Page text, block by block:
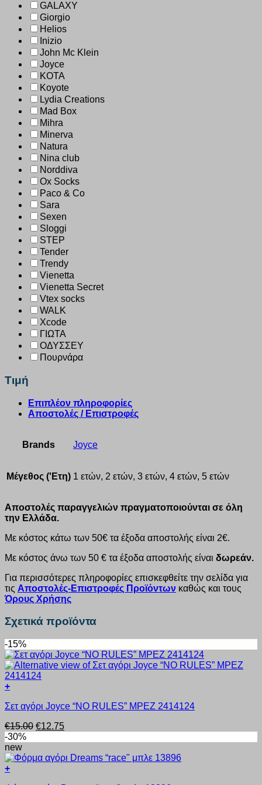
GALAXY
Giorgio
Helios
Inizio
John Mc Klein
Joyce
KOTA
Koyote
Lydia Creations
Mad Box
Mihra
Minerva
Natura
Nina club
Norddiva
Ox Socks
Paco & Co
Sara
Sexen
Sloggi
STEP
Tender
Trendy
Vienetta
Vienetta Secret
Vtex socks
WALK
Xcode
ΓΙΩΤΑ
ΟΔΥΣΣΕΥ
Πουρνάρα
Τιμή
Επιπλέον πληροφορίες
Αποστολές / Επιστροφές
Brands Joyce
Μέγεθος ('Ετη) 1 ετών, 2 ετών, 3 ετών, 4 ετών, 5 ετών
Αποστολές παραγγελιών πραγματοποιούνται σε όλη
την Ελλάδα.
Με κόστος κάτω των 50€ τα έξοδα αποστολής είναι 2€.
Με κόστος άνω των 50 € τα έξοδα αποστολής είναι δωρεάν.
Για περισσότερες πληροφορίες επισκεφθείτε την σελίδα για
τις Αποστολές-Επιστροφές Προϊόντων καθώς και τους
Όρους Χρήσης
Σχετικά προϊόντα
-15%
+
το
έχει
πολλαπλές
παραλλαγές.
Οι
επιλογές
Σετ αγόρι Joyce “NO RULES” MPEZ 2414124
€15.00 Original
€15.00.
€12.75Η
είναι:
-30%
new
+